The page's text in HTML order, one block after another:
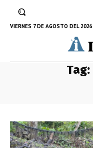
VIERNES 7 DE AGOSTO DEL 2026
Tag: